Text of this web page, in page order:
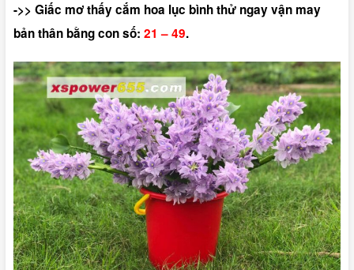
->> Giấc mơ thấy cắm hoa lục bình thử ngay vận may
bản thân bằng con số: 21 – 49.